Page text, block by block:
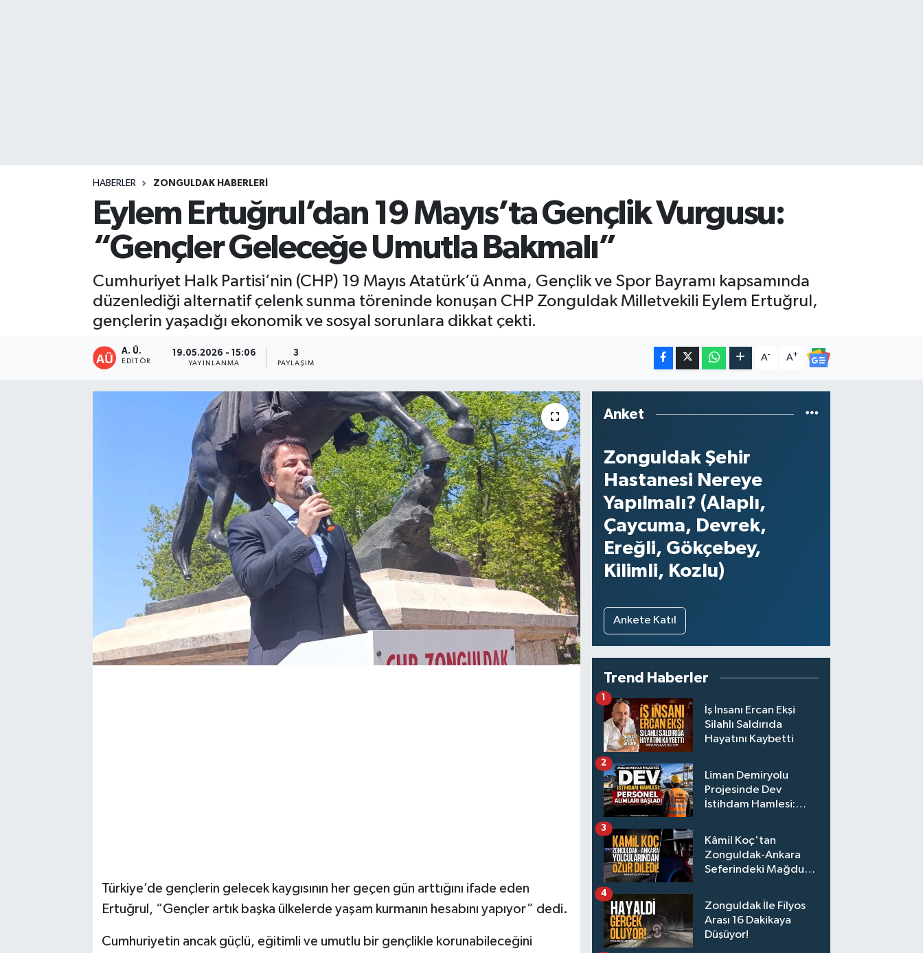
HABERLER ZONGULDAK HABERLERI
Eylem Ertuğrul’dan 19 Mayıs’ta Gençlik Vurgusu:
“Gençler Geleceğe Umutla Bakmalı”
Cumhuriyet Halk Partisi’nin (CHP) 19 Mayıs Atatürk’ü Anma, Gençlik ve Spor Bayramı kapsamında
düzenlediği alternatif çelenk sunma töreninde konuşan CHP Zonguldak Milletvekili Eylem Ertuğrul,
gençlerin yaşadığı ekonomik ve sosyal sorunlara dikkat çekti.
A. Ü.
EDITÖR
19.05.2026 - 15:06
YAYINLANMA
3
PAYLAŞIM
A- A+
Türkiye’de gençlerin gelecek kaygısının her geçen gün arttığını ifade eden
Ertuğrul, “Gençler artık başka ülkelerde yaşam kurmanın hesabını yapıyor” dedi.
Cumhuriyetin ancak güçlü, eğitimli ve umutlu bir gençlikle korunabileceğini
Anket
Zonguldak Şehir
Hastanesi Nereye
Yapılmalı? (Alaplı,
Çaycuma, Devrek,
Ereğli, Gökçebey,
Kilimli, Kozlu)
Ankete Katıl
Trend Haberler
İş İnsanı Ercan Ekşi
Silahlı Saldırıda
Hayatını Kaybetti
1
Liman Demiryolu
Projesinde Dev
İstihdam Hamlesi:
2
Kâmil Koç'tan
Zonguldak-Ankara
Seferindeki Mağdur
3
Zonguldak İle Filyos
Arası 16 Dakikaya
Düşüyor!
4
KASTAMONU